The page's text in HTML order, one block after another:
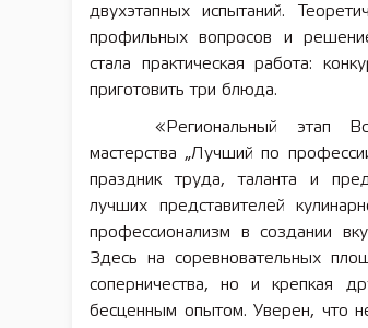
двухэтапных испытаний.
профильных вопросов и решение
стала практическая работа:
приготовить три блюда.
«Региональный этап
мастерства „Лучший по
праздник труда, таланта и
лучших представителей
профессионализм в создании
Здесь на соревновательных
соперничества, но и крепкая
бесценным опытом. Уверен, что